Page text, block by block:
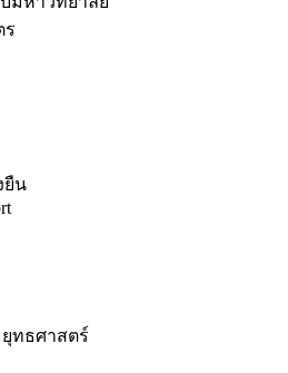
ร
ยืน
ทธศาสตร์